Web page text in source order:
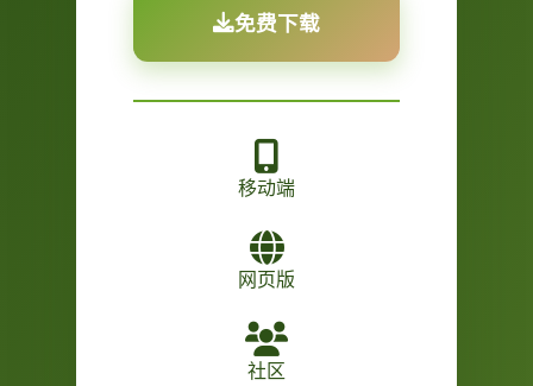
免费下载
移动端
网页版
社区